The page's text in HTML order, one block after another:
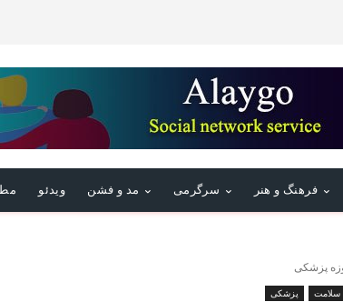
فرهنگ و هنر سرگرمی مد و فشن ویدئو
پزشکی
سلامت پزشکی